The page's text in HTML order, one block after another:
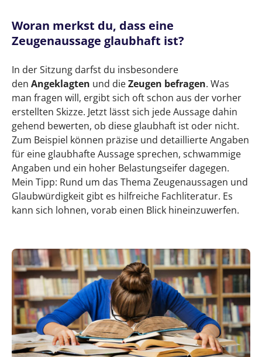
Woran merkst du, dass eine
Zeugenaussage glaubhaft ist?
In der Sitzung darfst du insbesondere
den Angeklagten und dieZeugen befragen. Was
man fragen will, ergibt sich oft schon aus der vorher
erstellten Skizze. Jetzt lässt sich jede Aussage dahin
gehend bewerten, ob diese glaubhaft ist oder nicht.
Zum Beispiel können präzise und detaillierte Angaben
für eine glaubhafte Aussage sprechen, schwammige
Angaben und ein hoher Belastungseifer dagegen.
Mein Tipp: Rund um das Thema Zeugenaussagen und
Glaubwürdigkeit gibt es hilfreiche Fachliteratur. Es
kann sich lohnen, vorab einen Blick hineinzuwerfen.